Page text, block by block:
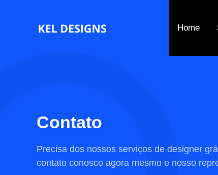
Home
Contato​
Precisa dos nossos serviços de designer
contato conosco agora mesmo e nosso